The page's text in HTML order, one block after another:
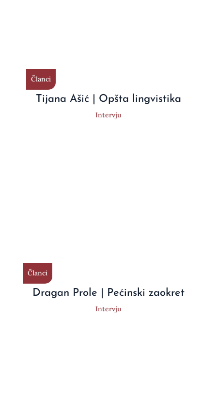
Članci
Tijana Ašić | Opšta lingvistika
Intervju
Članci
Dragan Prole | Pećinski zaokret
Intervju